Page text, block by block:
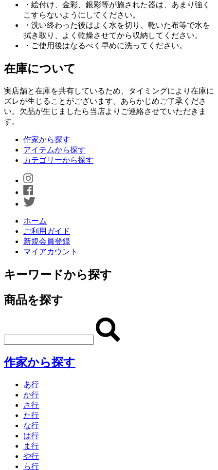
・絵付け、金彩、銀彩等が施された器は、あまり強く
こすらないようにしてください。
・洗い終わった後はよく水を切り、乾いた布等で水を
拭き取り、よく乾燥させてから収納してください。
・ご使用後はなるべく早めに洗ってください。
在庫について
実店舗と在庫を共有しているため、タイミングにより在庫に
ズレが生じることがございます。あらかじめご了承くださ
い。欠品が生じましたら当店よりご連絡させていただきま
す。
作家から探す
アイテムから探す
カテゴリーから探す
ホーム
ご利用ガイド
新規会員登録
マイアカウント
キーワードから探す
商品を探す
作家から探す
あ行
か行
さ行
た行
な行
は行
ま行
や行
ら行